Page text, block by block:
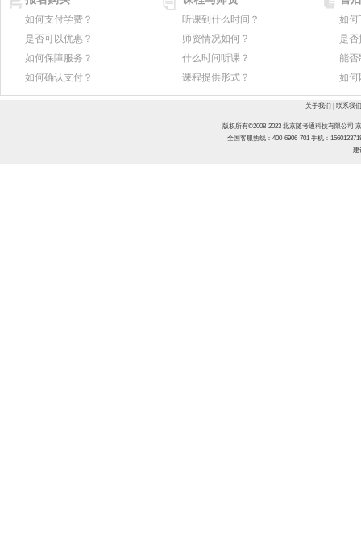
如何支付学费？
是否可以优惠？
如何保障服务？
如何确认支付？
听课到什么时间？
师资情况如何？
什么时间听课？
课程提供形式？
如何
是
能否
如何
关于我们 联系我们
版权所有©2008-2023 北京随考通科技有限公司
全国客服热线：400-6906-701 手机：
建